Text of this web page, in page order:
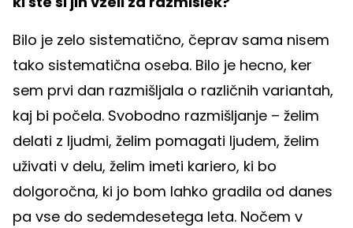
Bilo je zelo sistematično, čeprav sama nisem
tako sistematična oseba. Bilo je hecno, ker
sem prvi dan razmišljala o različnih variantah,
kaj bi počela. Svobodno razmišljanje – želim
delati z ljudmi, želim pomagati ljudem, želim
uživati v delu, želim imeti kariero, ki bo
dolgoročna, ki jo bom lahko gradila od danes
pa vse do sedemdesetega leta. Nočem v